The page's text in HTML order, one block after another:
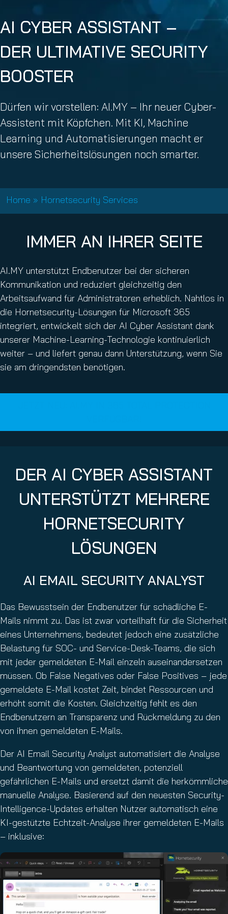
AI CYBER ASSISTANT –
DER ULTIMATIVE SECURITY
BOOSTER
Dürfen wir vorstellen: AI.MY – Ihr neuer Cyber-
Assistent mit Köpfchen. Mit KI, Machine
Learning und Automatisierungen macht er
unsere Sicherheitslösungen noch smarter.
Home » Hornetsecurity Services
IMMER AN IHRER SEITE
AI.MY unterstützt Endbenutzer bei der sicheren
Kommunikation und reduziert gleichzeitig den
Arbeitsaufwand für Administratoren erheblich. Nahtlos in
die Hornetsecurity-Lösungen für Microsoft 365
integriert, entwickelt sich der AI Cyber Assistant dank
unserer Machine-Learning-Technologie kontinuierlich
weiter – und liefert genau dann Unterstützung, wenn Sie
sie am dringendsten benötigen.
DER AI CYBER ASSISTANT
UNTERSTÜTZT MEHRERE
HORNETSECURITY
LÖSUNGEN
AI EMAIL SECURITY ANALYST
Das Bewusstsein der Endbenutzer für schädliche E-
Mails nimmt zu. Das ist zwar vorteilhaft für die Sicherheit
eines Unternehmens, bedeutet jedoch eine zusätzliche
Belastung für SOC- und Service-Desk-Teams, die sich
mit jeder gemeldeten E-Mail einzeln auseinandersetzen
müssen. Ob False Negatives oder False Positives – jede
gemeldete E-Mail kostet Zeit, bindet Ressourcen und
erhöht somit die Kosten. Gleichzeitig fehlt es den
Endbenutzern an Transparenz und Rückmeldung zu den
von ihnen gemeldeten E-Mails.
Der AI Email Security Analyst automatisiert die Analyse
und Beantwortung von gemeldeten, potenziell
gefährlichen E-Mails und ersetzt damit die herkömmliche
manuelle Analyse. Basierend auf den neuesten Security-
Intelligence-Updates erhalten Nutzer automatisch eine
KI-gestützte Echtzeit-Analyse ihrer gemeldeten E-Mails
– inklusive: